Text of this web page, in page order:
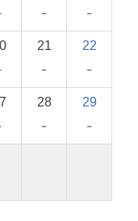
- -
21
-
22
-
28
-
29
-